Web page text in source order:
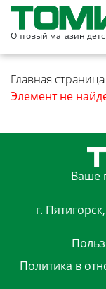
Оптовый магазин
Главная страница
Элемент не
Ваше
г.
Политика в